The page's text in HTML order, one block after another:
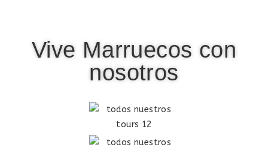
Vive Marruecos con
nosotros